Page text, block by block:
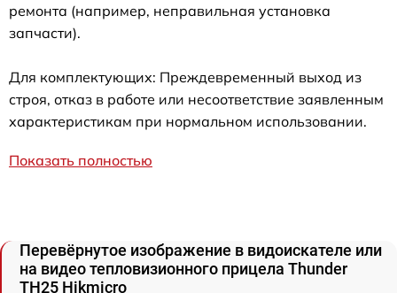
ремонта (например, неправильная установка
запчасти).
Для комплектующих: Преждевременный выход из
строя, отказ в работе или несоответствие заявленным
характеристикам при нормальном использовании.
Показать полностью
Перевёрнутое изображение в видоискателе или
на видео тепловизионного прицела Thunder
TH25 Hikmicro